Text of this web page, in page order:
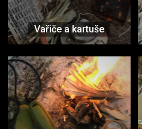
Vařiče a kartuše